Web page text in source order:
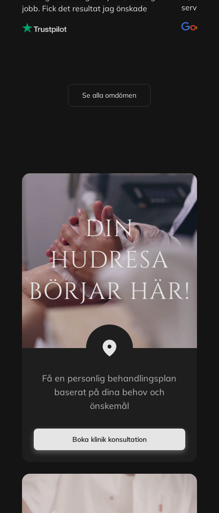
jobb. Fick det resultat jag önskade
service!!
Se alla omdömen
DIN
HUDRESA
BÖRJAR HÄR!
Få en personlig behandlingsplan
baserat på dina behov och
önskemål
Boka klinik konsultation